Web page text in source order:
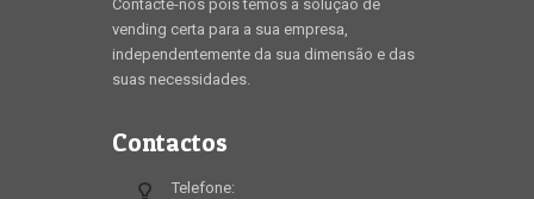
Contacte-nos pois temos a solução de
vending certa para a sua empresa,
independentemente da sua dimensão e das
suas necessidades.
Contactos
Telefone: